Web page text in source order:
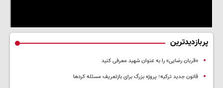
پربازدیدترین
«قربان رضایی» را به عنوان شهید معرفی کنید
قانون جدید ترکیه؛ پروژه بزرگ‌ برای بازتعریف مسئله کردها